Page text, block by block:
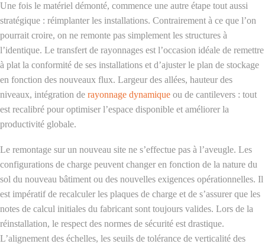
Une fois le matériel démonté, commence une autre étape tout aussi
stratégique : réimplanter les installations. Contrairement à ce que l’on
pourrait croire, on ne remonte pas simplement les structures à
l’identique. Le transfert de rayonnages est l’occasion idéale de remettre
à plat la conformité de ses installations et d’ajuster le plan de stockage
en fonction des nouveaux flux. Largeur des allées, hauteur des
niveaux, intégration de rayonnage dynamique ou de cantilevers : tout
est recalibré pour optimiser l’espace disponible et améliorer la
productivité globale.
Le remontage sur un nouveau site ne s’effectue pas à l’aveugle. Les
configurations de charge peuvent changer en fonction de la nature du
sol du nouveau bâtiment ou des nouvelles exigences opérationnelles. Il
est impératif de recalculer les plaques de charge et de s’assurer que les
notes de calcul initiales du fabricant sont toujours valides. Lors de la
réinstallation, le respect des normes de sécurité est drastique.
L’alignement des échelles, les seuils de tolérance de verticalité des